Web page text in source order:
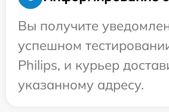
Вы получите
успешном
Philips, и курьер
указанному адресу.